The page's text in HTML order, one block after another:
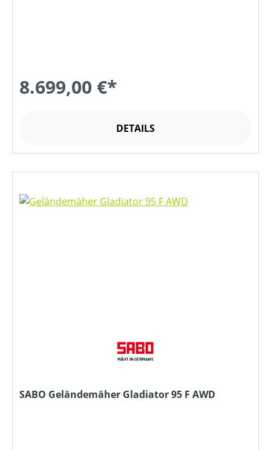
8.699,00 €*
DETAILS
SABO Geländemäher Gladiator 95 F AWD